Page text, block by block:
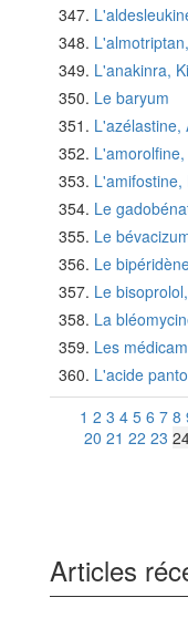
L'anakinra,
Le baryum
L'azélastine,
L'amifostine,
Le
Le
Le
Le
La
Les
L'acide
1 2 3 4 5 6 7 8
20 21 22 23
Articles